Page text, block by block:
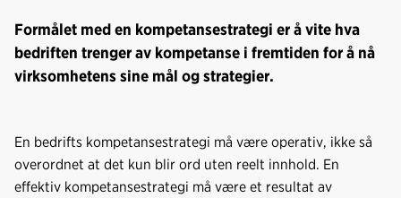
Formålet med en kompetansestrategi er å vite hva
bedriften trenger av kompetanse i fremtiden for å nå
virksomhetens sine mål og strategier.
En bedrifts kompetansestrategi må være operativ, ikke så
overordnet at det kun blir ord uten reelt innhold. En
effektiv kompetansestrategi må være et resultat av